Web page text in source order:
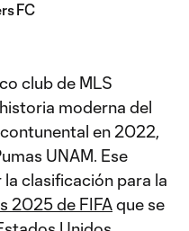
FC
club de MLS
moderna del
en 2022,
UNAM. Ese
clasificación para la
2025 de FIFAque se